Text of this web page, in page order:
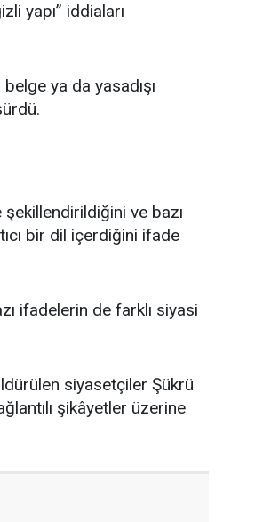
yapı” iddiaları
ya da yasadışı
şekillendirildiğini ve bazı
bir dil içerdiğini ifade
ifadelerin de farklı siyasi
siyasetçiler Şükrü
şikâyetler üzerine